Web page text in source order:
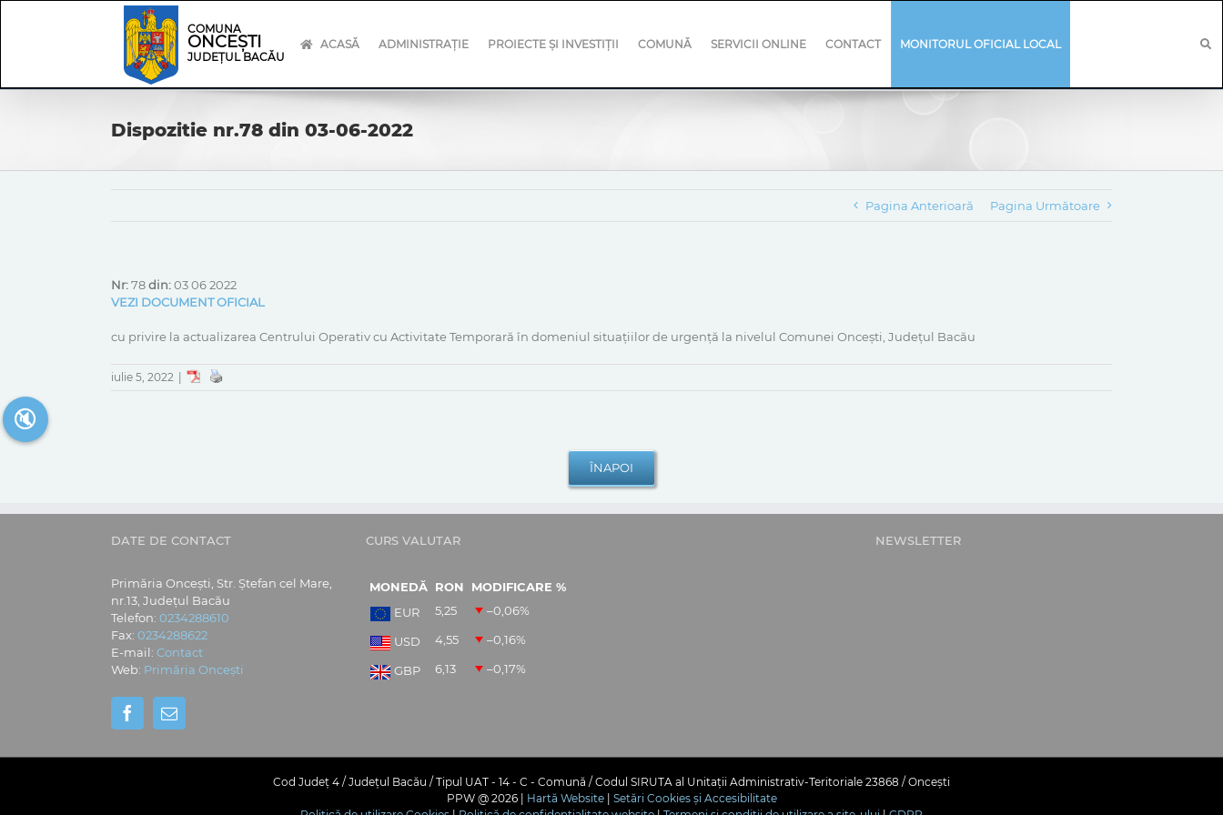
COMUNA
ONCEȘTI
JUDEȚUL BACĂU
ACASĂ ADMINISTRAȚIE PROIECTE ȘI INVESTIȚII COMUNĂ SERVICII ONLINE CONTACT MONITORUL OFICIAL LOCAL
Dispozitie nr.78 din 03-06-2022
Pagina Anterioară Pagina Următoare
Nr:78din:03 06 2022
VEZI DOCUMENT OFICIAL
cu privire la actualizarea Centrului Operativ cu Activitate Temporară în domeniul situațiilor de urgență la nivelul Comunei Oncești, Județul Bacău
iulie 5, 2022
DATE DE CONTACT
Primăria Oncești, Str. Ștefan cel Mare,
nr.13, Județul Bacău
Telefon: 0234288610
Fax: 0234288622
E-mail: Contact
Web: Primăria Oncești
CURS VALUTAR
MONEDĂ RON
MODIFICARE %
EUR
5,25 –0,06%
USD 4,55 –0,16%
GBP 6,13 –0,17%
NEWSLETTER
Cod Județ 4 / Județul Bacău / Tipul UAT - 14 - C - Comună / Codul SIRUTA al Unitații Administrativ-Teritoriale 23868 / Oncești
PPW @ 2026 | Hartă Website| Setări Cookies și Accesibilitate
🔇